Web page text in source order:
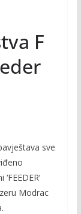
F
sve
Modrac